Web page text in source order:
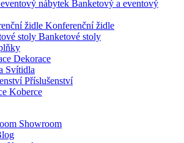
Banketový a eventový
Konferenční židle
Banketové stoly
Dekorace
Svítidla
Příslušenství
Koberce
Showroom